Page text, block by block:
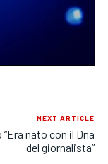
NEXT ARTICLE
nato con il Dna
del giornalista”